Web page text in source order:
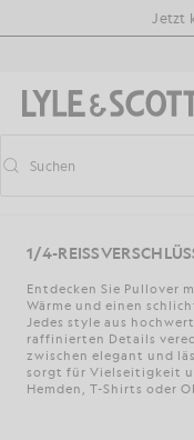
Zum Hauptinhalt
Informationen zurJetzt
Vorausschauende
Suchen
1/4-
Entdecken Sie Pullover
Wärme und einen
Jedes style aus
raffinierten Details
zwischen elegant und
sorgt für Vielseitigkeit
Hemden, T-Shirts oder